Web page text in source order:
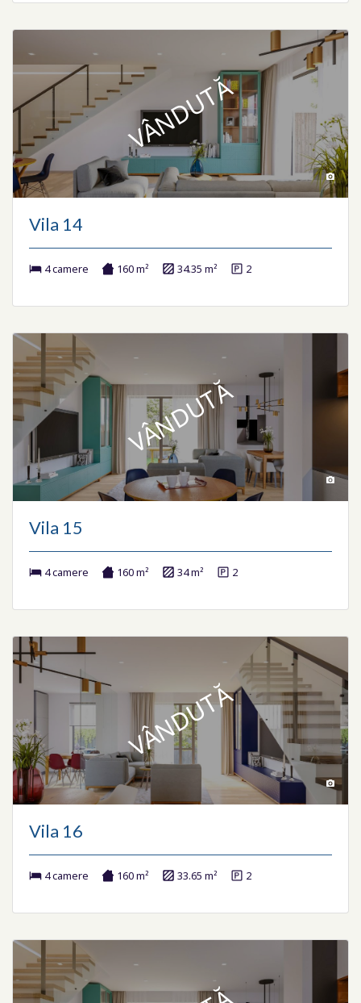
VÂNDUTĂ
Vila 14
4 camere 160 m² 34.35 m² 2
VÂNDUTĂ
Vila 15
4 camere 160 m² 34 m² 2
VÂNDUTĂ
Vila 16
4 camere 160 m² 33.65 m² 2